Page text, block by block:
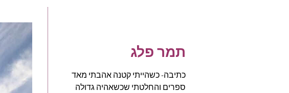
תמר פלג
כתיבה- כשהייתי קטנה אהבתי מאד
ספרים והחלטתי שכשאהיה גדולה